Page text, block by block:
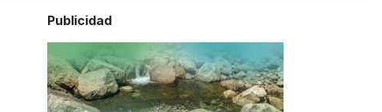
Publicidad